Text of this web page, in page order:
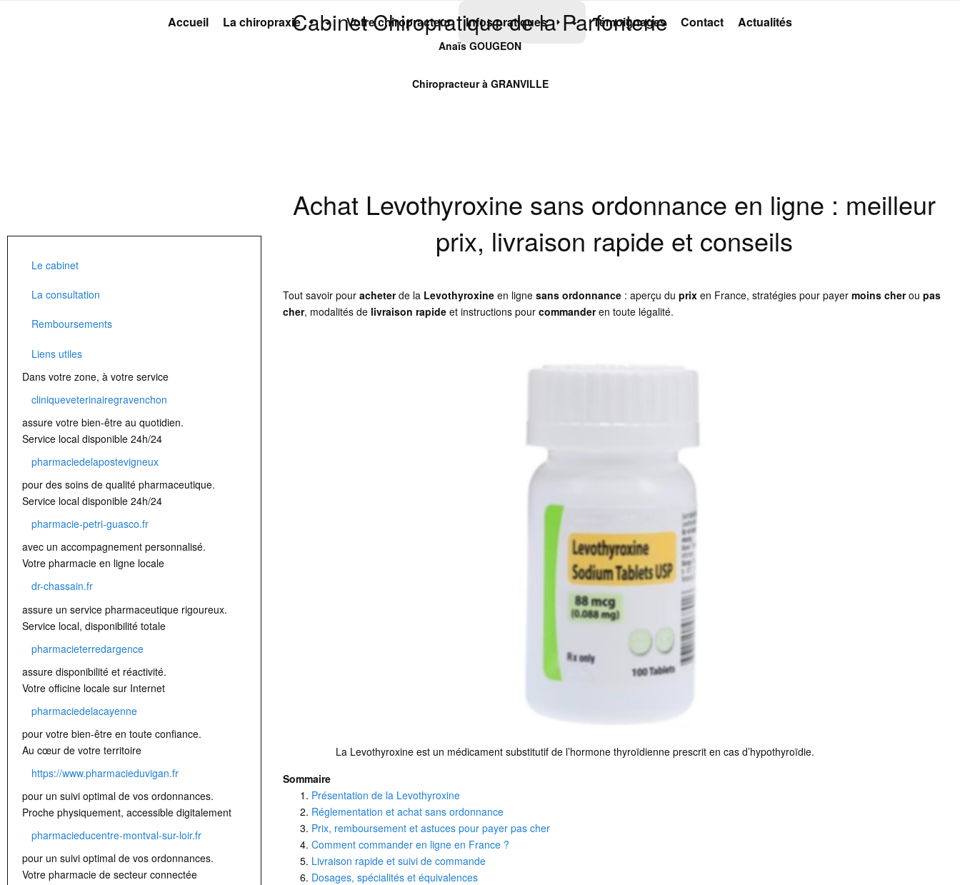
Cabinet Chiropratique de la Parfonterie
Anaïs GOUGEON
Chiropracteur à GRANVILLE
Accueil La chiropraxie Votre chiropracteur Infos pratiques Témoignages Contact Actualités
Achat Levothyroxine sans ordonnance en ligne : meilleur
prix, livraison rapide et conseils
Tout savoir pouracheterde la Levothyroxine en lignesans ordonnance : aperçu duprix en France, stratégies pour payermoins cheroupas
cher, modalités de livraison rapide et instructions pourcommanderen toute légalité.
La Levothyroxine est un médicament substitutif de l’hormone thyroïdienne prescrit en cas d’hypothyroïdie.
Sommaire
Présentation de la Levothyroxine
Réglementation et achat sans ordonnance
Prix, remboursement et astuces pour payer pas cher
Comment commander en ligne en France ?
Livraison rapide et suivi de commande
Dosages, spécialités et équivalences
Le cabinet
La consultation
Remboursements
Liens utiles
Dans votre zone, à votre service
cliniqueveterinairegravenchon
assure votre bien-être au quotidien.
Service local disponible 24h/24
pharmaciedelapostevigneux
pour des soins de qualité pharmaceutique.
Service local disponible 24h/24
pharmacie-petri-guasco.fr
avec un accompagnement personnalisé.
Votre pharmacie en ligne locale
dr-chassain.fr
assure un service pharmaceutique rigoureux.
Service local, disponibilité totale
pharmacieterredargence
assure disponibilité et réactivité.
Votre officine locale sur Internet
pharmaciedelacayenne
pour votre bien-être en toute confiance.
Au cœur de votre territoire
https://www.pharmacieduvigan.fr
pour un suivi optimal de vos ordonnances.
Proche physiquement, accessible digitalement
pharmacieducentre-montval-sur-loir.fr
pour un suivi optimal de vos ordonnances.
Votre pharmacie de secteur connectée